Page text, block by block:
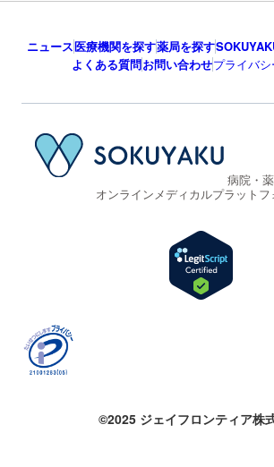
ニュース医療機関を探す薬局を探す
よくある質問お問い合わせプライバ
病院・
オンラインメディカルプラットフ
©2025 ジェイフロンティア株